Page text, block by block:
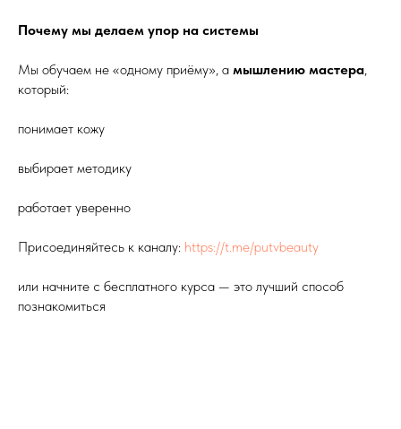
Почему мы делаем упор на системы
Мы обучаем не «одному приёму», а мышлению мастера,
который:
понимает кожу
выбирает методику
работает уверенно
Присоединяйтесь к каналу: https://t.me/putvbeauty
или начните с бесплатного курса — это лучший способ
познакомиться